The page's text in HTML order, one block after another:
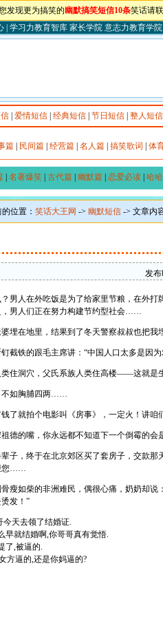
发现更为搞笑的 幽默搞笑短信10条笑话请
学习力教育智库 家长学院 意志力教育学院
爱情短信 经典短信 节日短信 整人短信
篇 民间篇 经营篇 名人篇 搞笑歌词 体
名著爆笑 古代篇 幽默篇 恋爱必读 哈
位置： 笑话大王网 -> 幽默短信 -> 文章内
发布
男人在外吃饭是为了给家里节粮，在外
，男人们正在努力构建节约型社会……
婆埋在地里，结果到了冬天警察叔叔也把
截铁的跟毛主席讲：“中国人口太多是因
住洞穴，父氏系族人类住高楼——这就是
不如胸脯四两……
钱了就拍个电影叫《房事》，一定火！讲咱
德的嘴，你永远都不知道下一个倒霉的会
子，终于在北京郊区买了套房子，交款
您……
瘦如柴的非洲难民，偶很心痛，奶奶却
发！”
今天去领了结婚证.
早就结婚啊,你哥哥真有觉悟.
了,被逼的.
方逼的,还是你妈逼的?